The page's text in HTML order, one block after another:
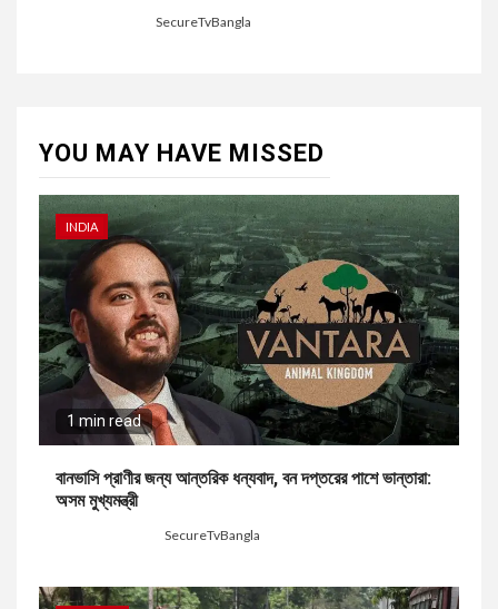
SecureTvBangla
YOU MAY HAVE MISSED
INDIA
1 min read
বানভাসি প্রাণীর জন্য আন্তরিক ধন্যবাদ, বন দপ্তরের পাশে ভান্তারা:
অসম মুখ্যমন্ত্রী
SecureTvBangla